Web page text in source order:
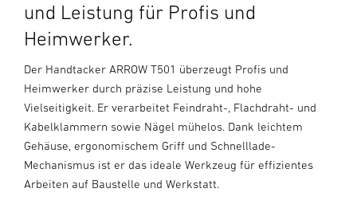
und Leistung für Profis und
Heimwerker.
Der Handtacker ARROW T501 überzeugt Profis und
Heimwerker durch präzise Leistung und hohe
Vielseitigkeit. Er verarbeitet Feindraht-, Flachdraht- und
Kabelklammern sowie Nägel mühelos. Dank leichtem
Gehäuse, ergonomischem Griff und Schnelllade-
Mechanismus ist er das ideale Werkzeug für effizientes
Arbeiten auf Baustelle und Werkstatt.